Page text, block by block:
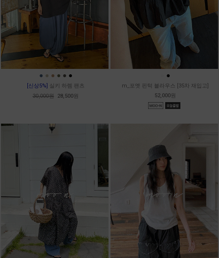
● ● ● ● ● ●
[신상5%] 실키 하렘 팬츠
30,000원 28,500원
●
m_포엣 핀턱 블라우스 [35차 재입고]
52,000원